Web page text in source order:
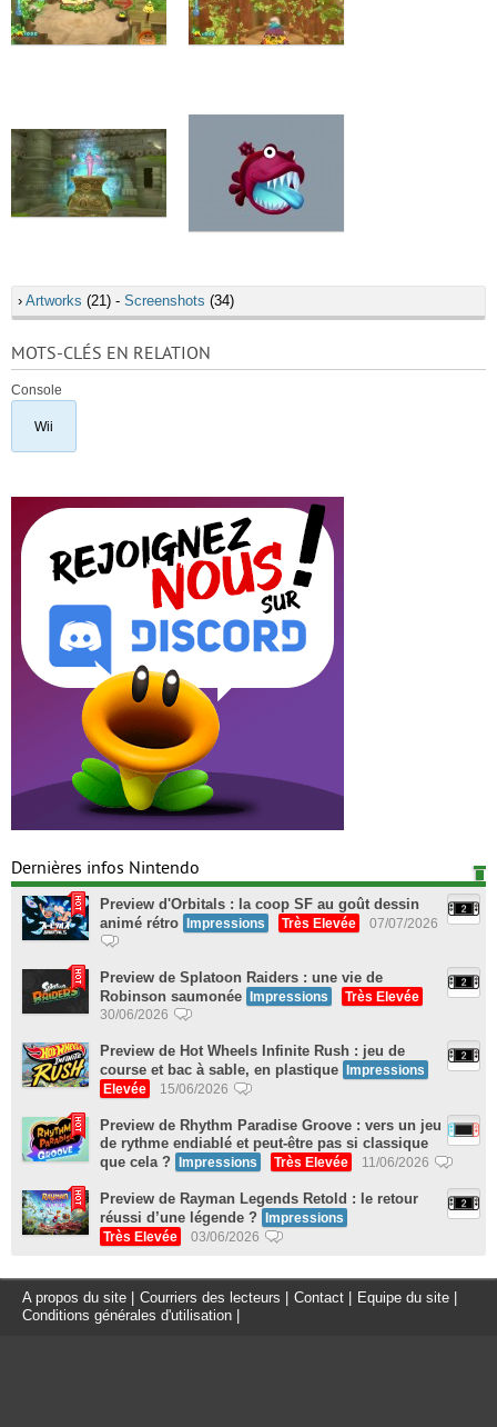
› Artworks (21) - Screenshots (34)
MOTS-CLÉS EN RELATION
Console
Wii
Dernières infos Nintendo
Preview d'Orbitals : la coop SF au goût dessin
animé rétro Impressions Très Elevée 07/07/2026
Preview de Splatoon Raiders : une vie de
Robinson saumonée Impressions
Très Elevée
30/06/2026
Preview de Hot Wheels Infinite Rush : jeu de
course et bac à sable, en plastique Impressions
Elevée
15/06/2026
Preview de Rhythm Paradise Groove : vers un jeu
de rythme endiablé et peut-être pas si classique
que cela ?
Impressions Très Elevée 11/06/2026
Preview de Rayman Legends Retold : le retour
réussi d’une légende ?
Impressions
Très Elevée
03/06/2026
A propos du site Courriers des lecteurs Contact Equipe du site
Conditions générales d'utilisation